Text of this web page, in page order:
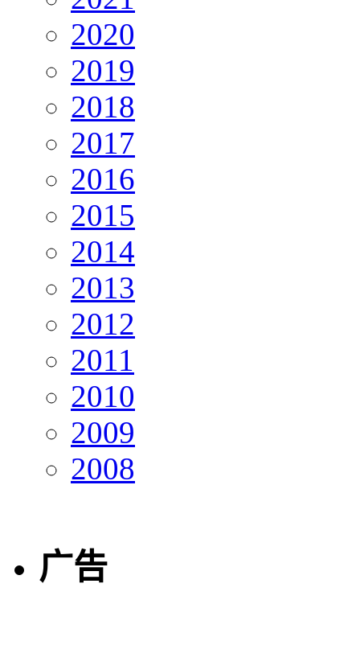
2020
2019
2018
2017
2016
2015
2014
2013
2012
2011
2010
2009
2008
广告